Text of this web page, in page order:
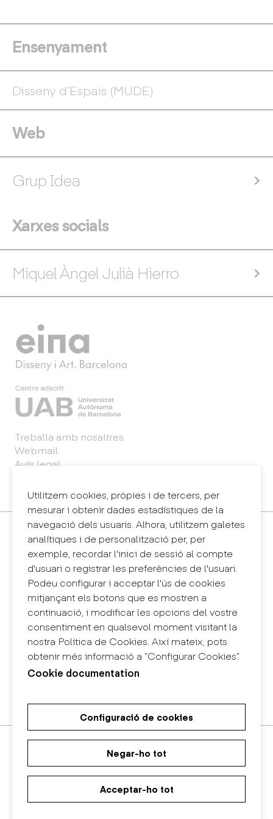
Ensenyament
Disseny d’Espais (MUDE)
Web
Grup Idea
Xarxes socials
Miquel Àngel Julià Hierro
Utilitzem cookies, pròpies i de tercers, per
mesurar i obtenir dades estadístiques de la
navegació dels usuaris. Alhora, utilitzem galetes
analítiques i de personalització per, per
exemple, recordar l'inici de sessió al compte
d'usuari o registrar les preferències de l'usuari.
Podeu configurar i acceptar l'ús de cookies
mitjançant els botons que es mostren a
continuació, i modificar les opcions del vostre
consentiment en qualsevol moment visitant la
nostra Política de Cookies. Així mateix, pots
obtenir més informació a “Configurar Cookies”.
Cookie documentation
Configuració de cookies
Negar-ho tot
Acceptar-ho tot
Treballa amb nosaltres
Webmail
Avís legal
Sintema intern d'informació (canal de denúncies)
Contacte
+34 932 030 923
info@eina.cat
Eina Sentmenat
Passeig Santa Eulàlia, 25
08017 Barcelona
+34 672 31 86 57
Eina Bosc
Carrer del Bosc, 2
+34 675 78 48 03